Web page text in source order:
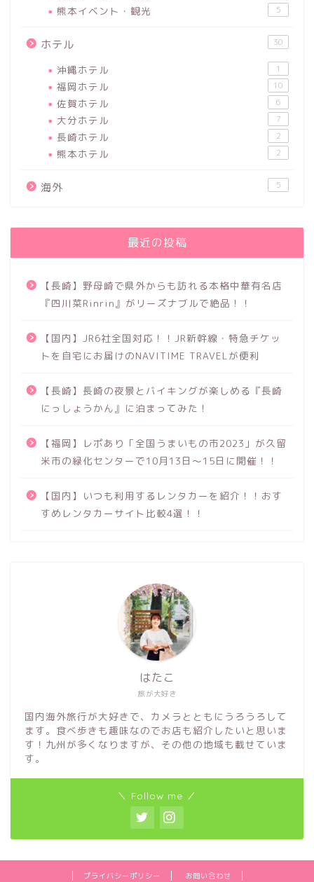
熊本イベント・観光 5
ホテル 30
沖縄ホテル 1
福岡ホテル 10
佐賀ホテル 6
大分ホテル 7
長崎ホテル 2
熊本ホテル 2
海外 5
最近の投稿
【長崎】野母崎で県外からも訪れる本格中華有名店
『四川菜Rinrin』がリーズナブルで絶品！！
【国内】JR6社全国対応！！JR新幹線・特急チケッ
トを自宅にお届けのNAVITIME TRAVELが便利
【長崎】長崎の夜景とバイキングが楽しめる『長崎
にっしょうかん』に泊まってみた！
【福岡】レポあり「全国うまいもの市2023」が久留
米市の緑化センターで10月13日～15日に開催！！
【国内】いつも利用するレンタカーを紹介！！おす
すめレンタカーサイト比較4選！！
旅が大好き
はたこ
国内海外旅行が大好きで、カメラとともにうろうろして
ます。食べ歩きも趣味なのでお店も紹介したいと思いま
す！九州が多くなりますが、その他の地域も載せていま
す。
＼ Follow me ／
プライバシーポリシー お問い合わせ